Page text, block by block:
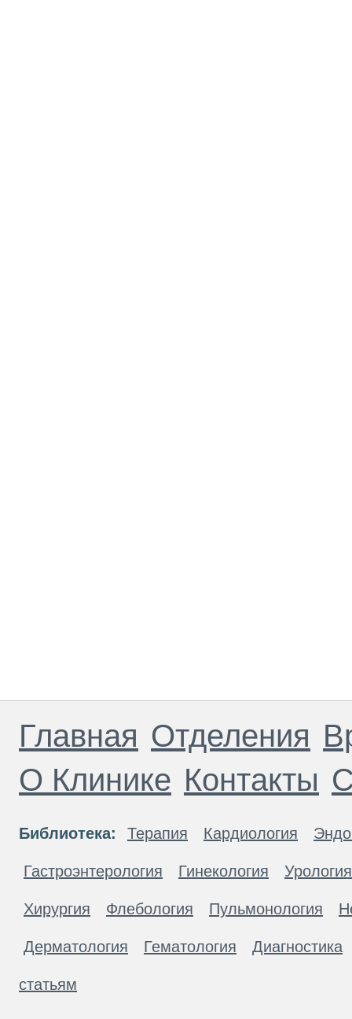
Главная Отделения
О Клинике Контакты
Библиотека: Терапия Кардиология
Гастроэнтерология Гинекология Урология
Хирургия Флебология Пульмонология
Дерматология Гематология Диагностика
статьям